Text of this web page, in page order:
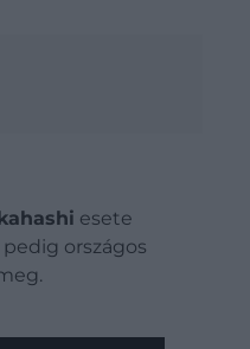
esete
pedig országos